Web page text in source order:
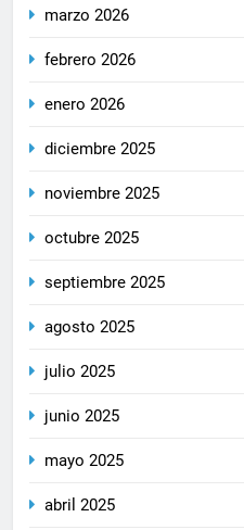
marzo 2026
febrero 2026
enero 2026
diciembre 2025
noviembre 2025
octubre 2025
septiembre 2025
agosto 2025
julio 2025
junio 2025
mayo 2025
abril 2025